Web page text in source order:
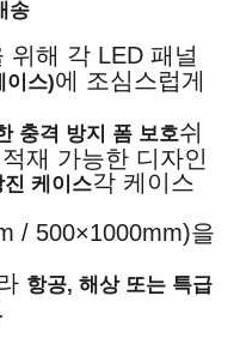
송
위해 각 LED 패널
이스)에 조심스럽게
충격 방지 폼 보호쉬
재 가능한 디자인
케이스각 케이스
/ 500×1000mm)을
항공, 해상 또는 특급